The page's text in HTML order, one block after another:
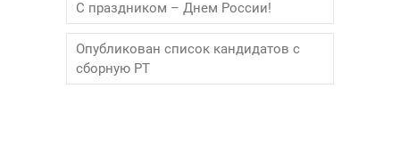
С праздником – Днем России!
Опубликован список кандидатов с
сборную РТ